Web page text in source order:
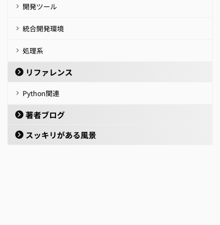
開発ツール
統合開発環境
処理系
リファレンス
Python関連
著者ブログ
スッキリがある風景